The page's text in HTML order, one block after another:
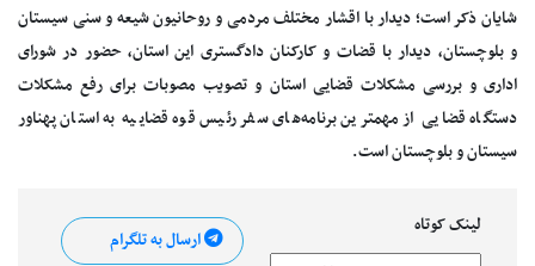
شایان ذکر است؛ دیدار با اقشار مختلف مردمی و روحانیون شیعه و سنی سیستان
و بلوچستان، دیدار با قضات و کارکنان دادگستری این استان، حضور در شورای
اداری و بررسی مشکلات قضایی استان و تصویب مصوبات برای رفع مشکلات
دستگاه قضایی از مهمترین برنامه‌های سفر رئیس قوه قضاییه به استان پهناور
سیستان و بلوچستان است.
لینک کوتاه
ارسال به تلگرام